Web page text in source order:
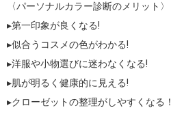
〈パーソナルカラー診断のメリット〉
▸第一印象が良くなる!
▸似合うコスメの色がわかる!
▸洋服や小物選びに迷わなくなる!
▸肌が明るく健康的に見える!
▸クローゼットの整理がしやすくなる！